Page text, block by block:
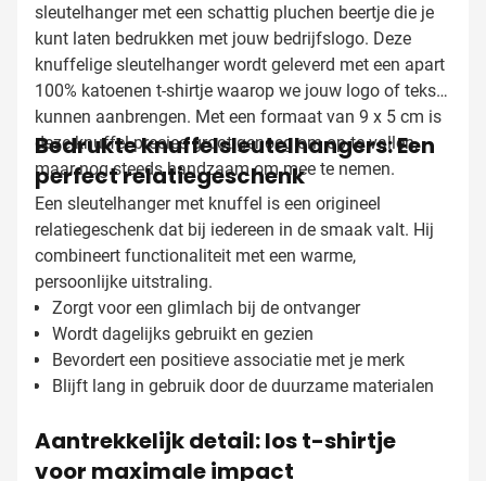
sleutelhanger met een schattig pluchen beertje die je
kunt laten bedrukken met jouw bedrijfslogo. Deze
knuffelige sleutelhanger wordt geleverd met een apart
100% katoenen t-shirtje waarop we jouw logo of tekst
kunnen aanbrengen. Met een formaat van 9 x 5 cm is
deze knuffel precies groot genoeg om op te vallen,
maar nog steeds handzaam om mee te nemen.
Bedrukte knuffelsleutelhangers: Een
perfect relatiegeschenk
Een sleutelhanger met knuffel is een origineel
relatiegeschenk dat bij iedereen in de smaak valt. Hij
combineert functionaliteit met een warme,
persoonlijke uitstraling.
Zorgt voor een glimlach bij de ontvanger
Wordt dagelijks gebruikt en gezien
Bevordert een positieve associatie met je merk
Blijft lang in gebruik door de duurzame materialen
Aantrekkelijk detail: los t-shirtje
voor maximale impact